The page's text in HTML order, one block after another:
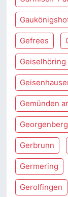
Gefrees
Geiselhöring
Gemünden
Georgenberg
Gerbrunn
Germering
Gerolfingen